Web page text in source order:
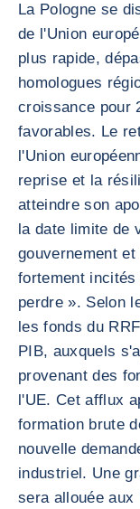
La Pologne se
de l'Union
plus rapide,
homologues
croissance pour
favorables. Le
l'Union
reprise et la
atteindre son
la date limite de
gouvernement
fortement
perdre ». Selon
les fonds du
PIB, auxquels
provenant des
l'UE. Cet afflux
formation brute
nouvelle
industriel. Une
sera allouée